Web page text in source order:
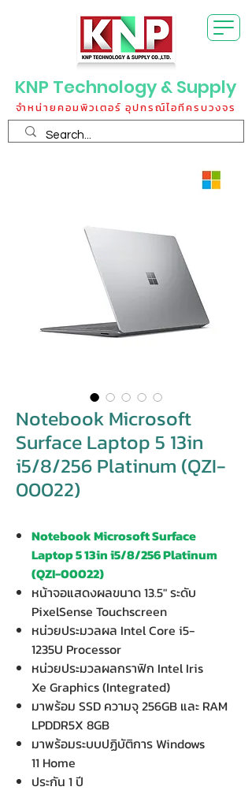
KNP Technology & Supply
จำหน่ายคอมพิวเตอร์ อุปกรณ์ไอทีครบวงจร
Notebook Microsoft
Surface Laptop 5 13in
i5/8/256 Platinum (QZI-
00022)
Notebook Microsoft Surface
Laptop 5 13in i5/8/256 Platinum
(QZI-00022)
หน้าจอแสดงผลขนาด 13.5" ระดับ
PixelSense Touchscreen
หน่วยประมวลผล Intel Core i5-
1235U Processor
หน่วยประมวลผลกราฟิก Intel Iris
Xe Graphics (Integrated)
มาพร้อม SSD ความจุ 256GB และ RAM
LPDDR5X 8GB
มาพร้อมระบบปฏิบัติการ Windows
11 Home
ประกัน 1 ปี